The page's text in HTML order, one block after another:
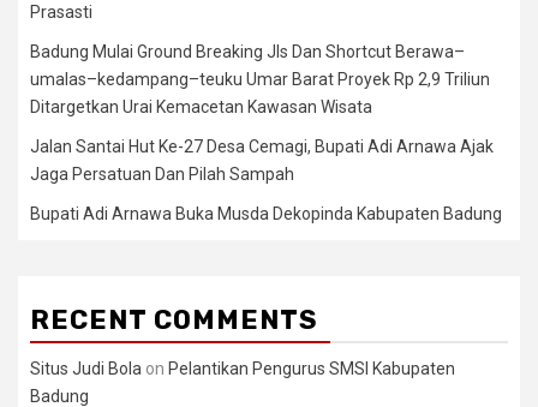
Prasasti
Badung Mulai Ground Breaking Jls Dan Shortcut Berawa–
umalas–kedampang–teuku Umar Barat Proyek Rp 2,9 Triliun
Ditargetkan Urai Kemacetan Kawasan Wisata
Jalan Santai Hut Ke-27 Desa Cemagi, Bupati Adi Arnawa Ajak
Jaga Persatuan Dan Pilah Sampah
Bupati Adi Arnawa Buka Musda Dekopinda Kabupaten Badung
RECENT COMMENTS
Situs Judi Bola on Pelantikan Pengurus SMSI Kabupaten
Badung